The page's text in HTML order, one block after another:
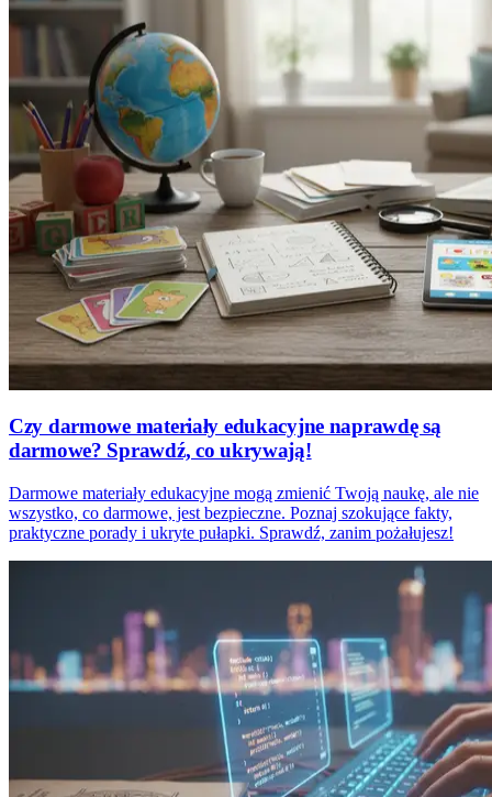
Czy darmowe materiały edukacyjne naprawdę są
darmowe? Sprawdź, co ukrywają!
Darmowe materiały edukacyjne mogą zmienić Twoją naukę, ale nie
wszystko, co darmowe, jest bezpieczne. Poznaj szokujące fakty,
praktyczne porady i ukryte pułapki. Sprawdź, zanim pożałujesz!